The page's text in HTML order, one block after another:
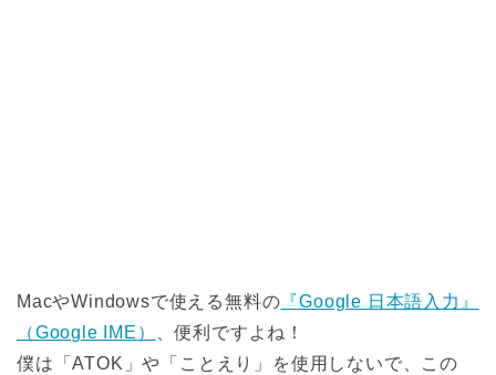
MacやWindowsで使える無料の 『Google 日本語入力』
（Google IME）
、便利ですよね！
僕は「ATOK」や「ことえり」を使用しないで、この